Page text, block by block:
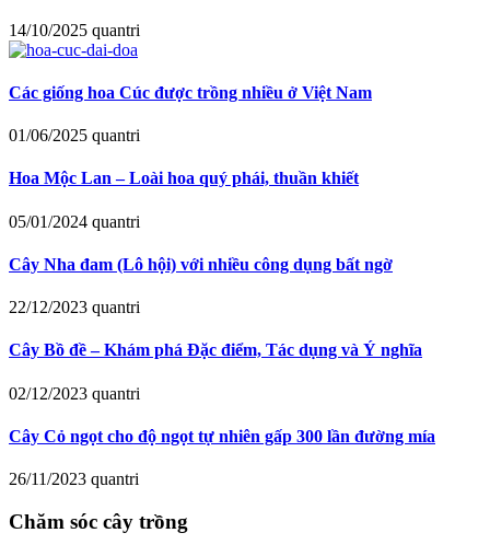
14/10/2025 quantri
Các giống hoa Cúc được trồng nhiều ở Việt Nam
01/06/2025 quantri
Hoa Mộc Lan – Loài hoa quý phái, thuần khiết
05/01/2024 quantri
Cây Nha đam (Lô hội) với nhiều công dụng bất ngờ
22/12/2023 quantri
Cây Bồ đề – Khám phá Đặc điểm, Tác dụng và Ý nghĩa
02/12/2023 quantri
Cây Cỏ ngọt cho độ ngọt tự nhiên gấp 300 lần đường mía
26/11/2023 quantri
Chăm sóc cây trồng